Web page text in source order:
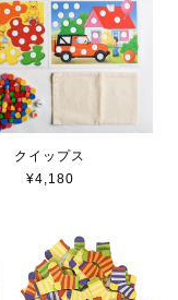
クイップス
¥4,180